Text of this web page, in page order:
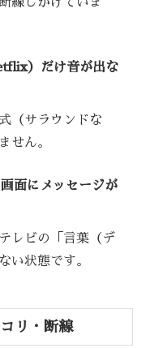
）だけ音が出な
（サラウンドな
せん。
面にメッセージが
レビの「言葉（デ
い状態です。
リ・断線